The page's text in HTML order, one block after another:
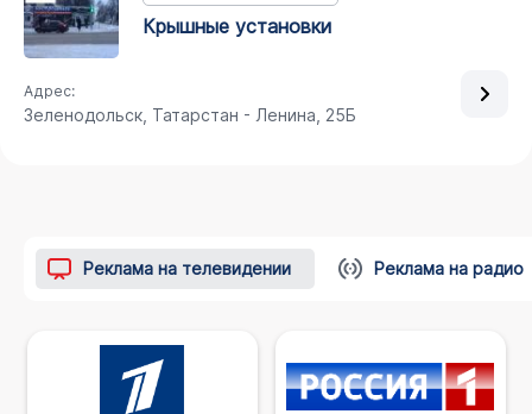
крышные установки
Адрес:
Зеленодольск, Татарстан - Ленина, 25Б
Реклама на телевидении Реклама на радио